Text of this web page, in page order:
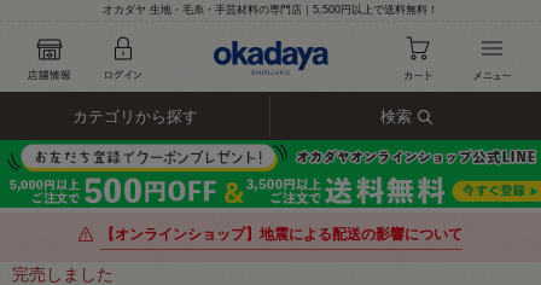
オカダヤ 生地・毛糸・手芸材料の専門店｜5,500円以上で送料無料！
カテゴリから探す 検索
【オンラインショップ】地震による配送の影響について
完売しました